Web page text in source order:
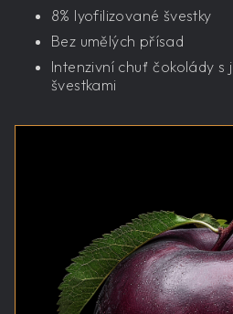
8% lyofilizované švestky
Bez umělých přísad
Intenzivní chuť čokolády s
švestkami